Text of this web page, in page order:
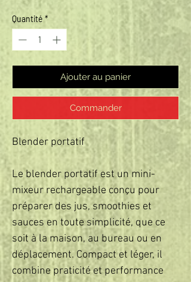
Quantité *
Ajouter au panier
Commander
Blender portatif
Le blender portatif est un mini-
mixeur rechargeable conçu pour
préparer des jus, smoothies et
sauces en toute simplicité, que ce
soit à la maison, au bureau ou en
déplacement. Compact et léger, il
combine praticité et performance